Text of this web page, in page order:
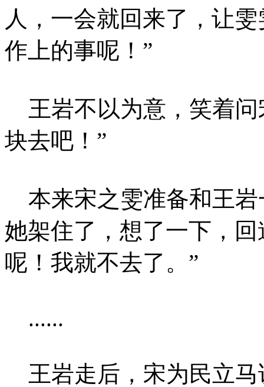
人，一会就回来了，让
作上的事呢！”
王岩不以为意，笑着问
块去吧！”
本来宋之雯准备和王岩
她架住了，想了一下，
呢！我就不去了。”
......
王岩走后，宋为民立马